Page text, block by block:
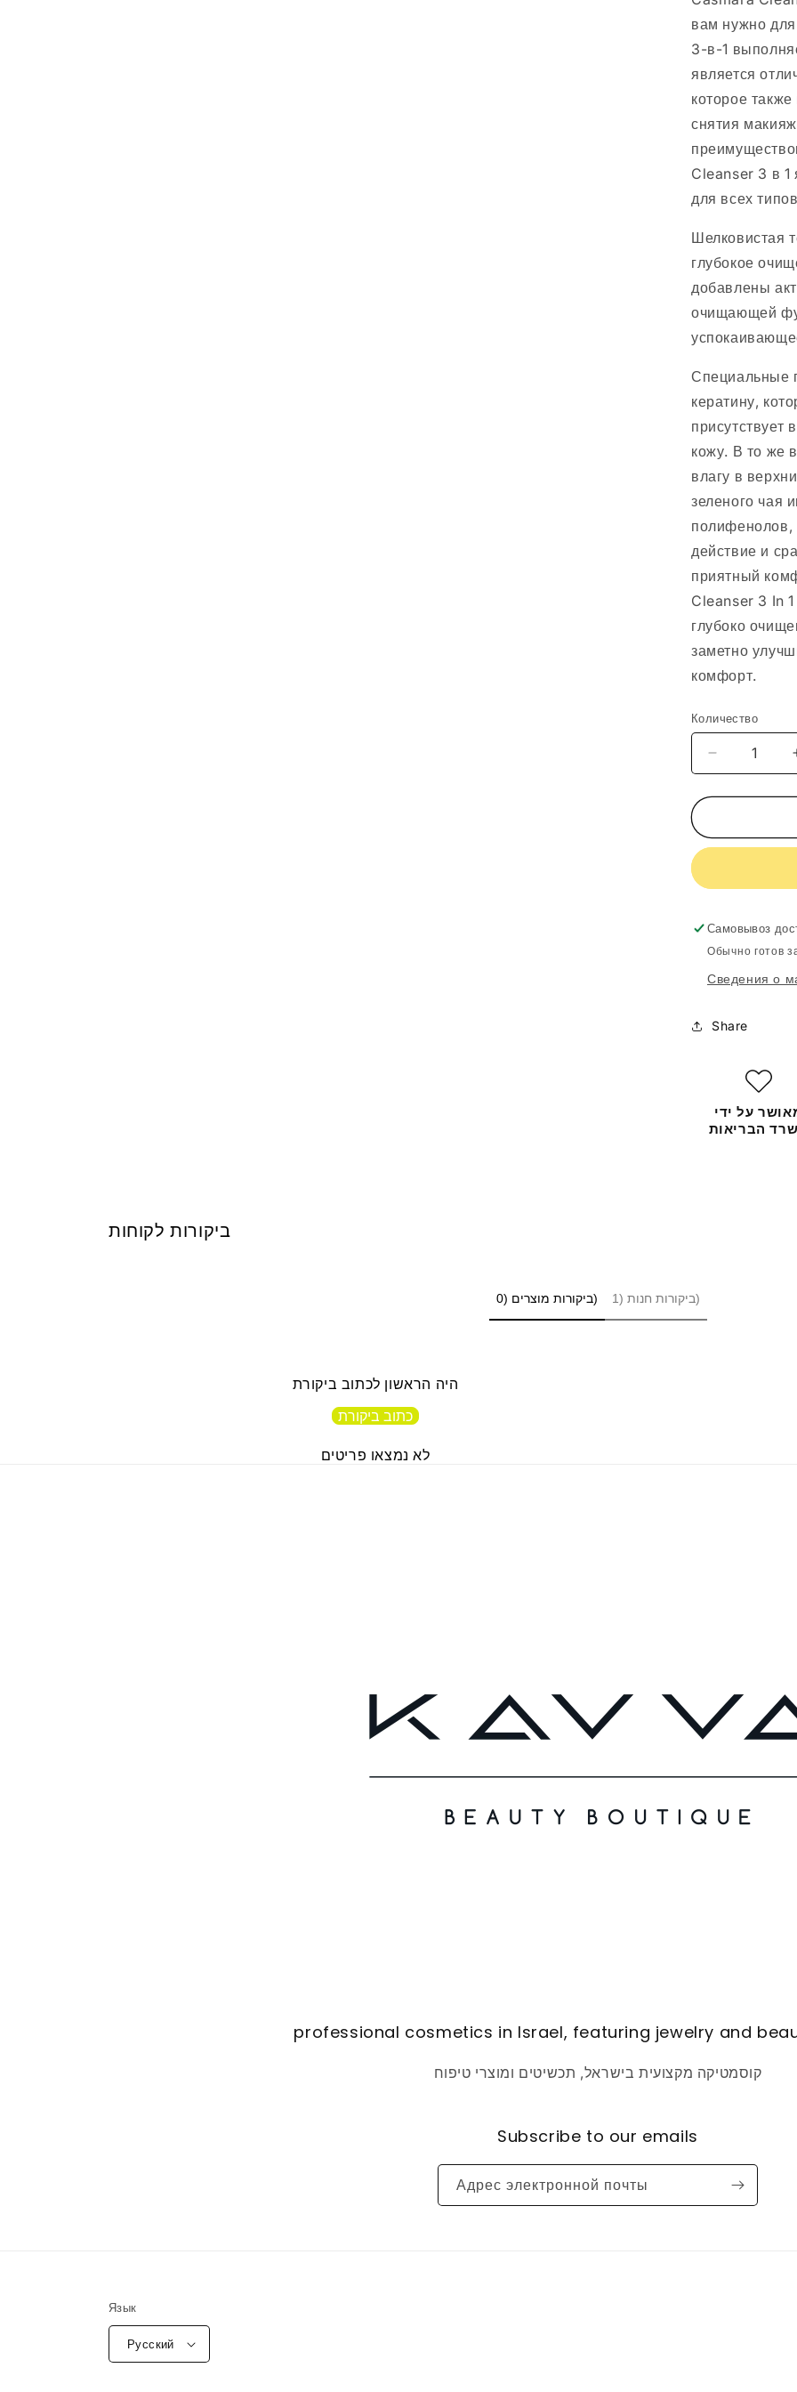
вам нужно
3-в-1
является
которое
снятия
Cleanser 3 в 1
для всех
Шелковистая
глубокое
добавлены
очищающей
Специальные
кератину,
присутствует
кожу. В то же
влагу в
зеленого чая
полифенолов,
действие и
приятный
Cleanser 3 In
глубоко
заметно
комфорт.
Количество
Уменьшить
количество
CASMARA
3
Deep
150ml
80005
Самовывоз
Обычно готов
Сведения о
Share
על ידי
הבריאות
ביקורות לקוחות
ביקורות מוצרים (0) ביקורות חנות (1)
היה הראשון לכתוב ביקורת
כתוב ביקורת
לא נמצאו פריטים
professional cosmetics in Israel, featuring jewelry and
קוסמטיקה מקצועית בישראל, תכשיטים ומוצרי טיפוח
Subscribe to our emails
Адрес электронной почты
Язык
Русский